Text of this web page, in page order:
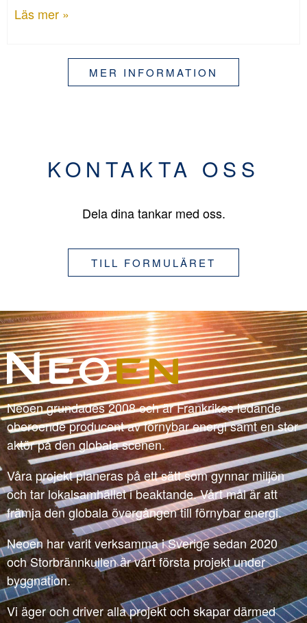
Läs mer »
MER INFORMATION
KONTAKTA OSS
Dela dina tankar med oss.
TILL FORMULÄRET
Neoen grundades 2008 och är Frankrikes ledande
oberoende producent av förnybar energi samt en stor
aktör på den globala scenen.
Våra projekt planeras på ett sätt som gynnar miljön
och tar lokalsamhället i beaktande. Vårt mål är att
främja den globala övergången till förnybar energi.
Neoen har varit verksamma i Sverige sedan 2020
och Storbrännkullen är vårt första projekt under
byggnation.
Vi äger och driver alla projekt och skapar därmed